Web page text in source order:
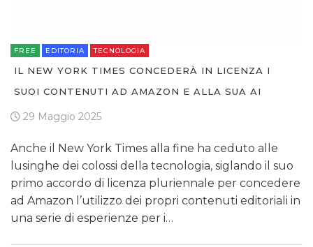
FREE EDITORIA TECNOLOGIA
IL NEW YORK TIMES CONCEDERÀ IN LICENZA I
SUOI CONTENUTI AD AMAZON E ALLA SUA AI
29 Maggio 2025
Anche il New York Times alla fine ha ceduto alle
lusinghe dei colossi della tecnologia, siglando il suo
primo accordo di licenza pluriennale per concedere
ad Amazon l’utilizzo dei propri contenuti editoriali in
una serie di esperienze per i…